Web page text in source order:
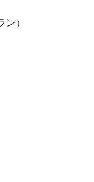
）